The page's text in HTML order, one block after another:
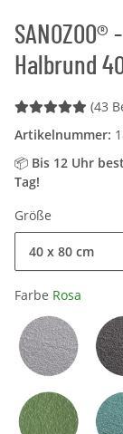
40 cm Rosa
Halbrund
(43
Artikelnummer:
📦 Bis 12 Uhr
Tag!
Größe
40 x 80 cm
Farbe Rosa
Hellgrau